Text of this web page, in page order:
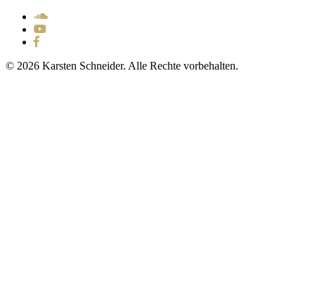
© 2026 Karsten Schneider. Alle Rechte vorbehalten.